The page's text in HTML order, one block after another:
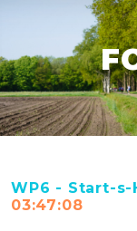
WP6 - Start-s-
03:47:08